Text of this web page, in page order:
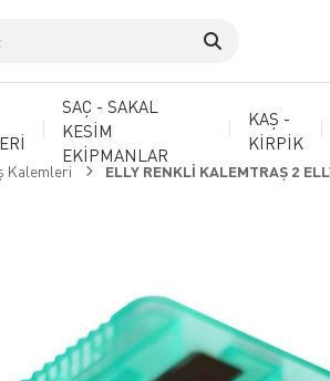
SAÇ - SAKAL
KESİM
EKİPMANLAR
KAŞ -
KİRPİK
Kalemleri ELLY RENKLİ KALEMTRAŞ 2